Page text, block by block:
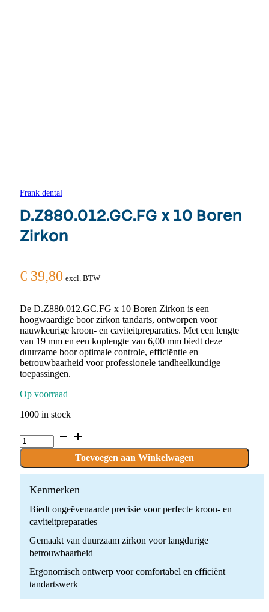
Frank dental
D.Z880.012.GC.FG x 10 Boren
Zirkon
€ 39,80 excl. BTW
De D.Z880.012.GC.FG x 10 Boren Zirkon is een
hoogwaardige boor zirkon tandarts, ontworpen voor
nauwkeurige kroon- en caviteitpreparaties. Met een lengte
van 19 mm en een koplengte van 6,00 mm biedt deze
duurzame boor optimale controle, efficiëntie en
betrouwbaarheid voor professionele tandheelkundige
toepassingen.
Op voorraad
1000 in stock
D.Z880.012.GC.FG
x
Boren
Zirkon
quantity
Toevoegen aan Winkelwagen
Kenmerken
Biedt ongeëvenaarde precisie voor perfecte kroon- en
caviteitpreparaties
Gemaakt van duurzaam zirkon voor langdurige
betrouwbaarheid
Ergonomisch ontwerp voor comfortabel en efficiënt
tandartswerk